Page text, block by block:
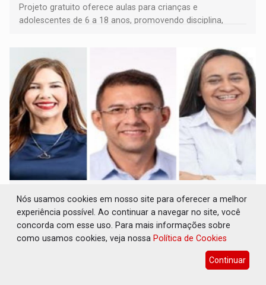
Projeto gratuito oferece aulas para crianças e
adolescentes de 6 a 18 anos, promovendo disciplina,
CLUBE DOS R$ 00,00: 21 candidatos declaram
patrimônio zero em Rondônia nas eleições
de 2026
06 de Agosto de 2026 às 14:45
Entre os postulantes sem bens declarados à Justiça
Eleitoral estão ocupantes de cargos públicos, como a
Nós usamos cookies em nosso site para oferecer a melhor
experiência possível. Ao continuar a navegar no site, você
concorda com esse uso. Para mais informações sobre
como usamos cookies, veja nossa Política de Cookies
Continuar